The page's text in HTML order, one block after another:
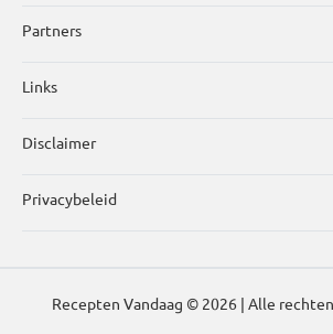
Partners
Links
Disclaimer
Privacybeleid
Recepten Vandaag © 2026 | Alle